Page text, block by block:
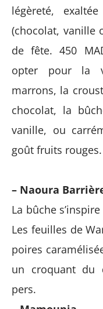
légèreté,
(chocolat, vanille
de fête. 450
opter pour la
marrons, la
chocolat, la
vanille, ou
goût fruits
– Naoura
La bûche
Les feuilles de
poires
un croquant du
pers.